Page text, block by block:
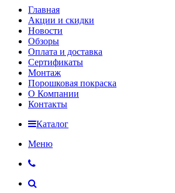
Главная
Акции и скидки
Новости
Обзоры
Оплата и доставка
Сертификаты
Монтаж
Порошковая покраска
О Компании
Контакты
Каталог
Меню